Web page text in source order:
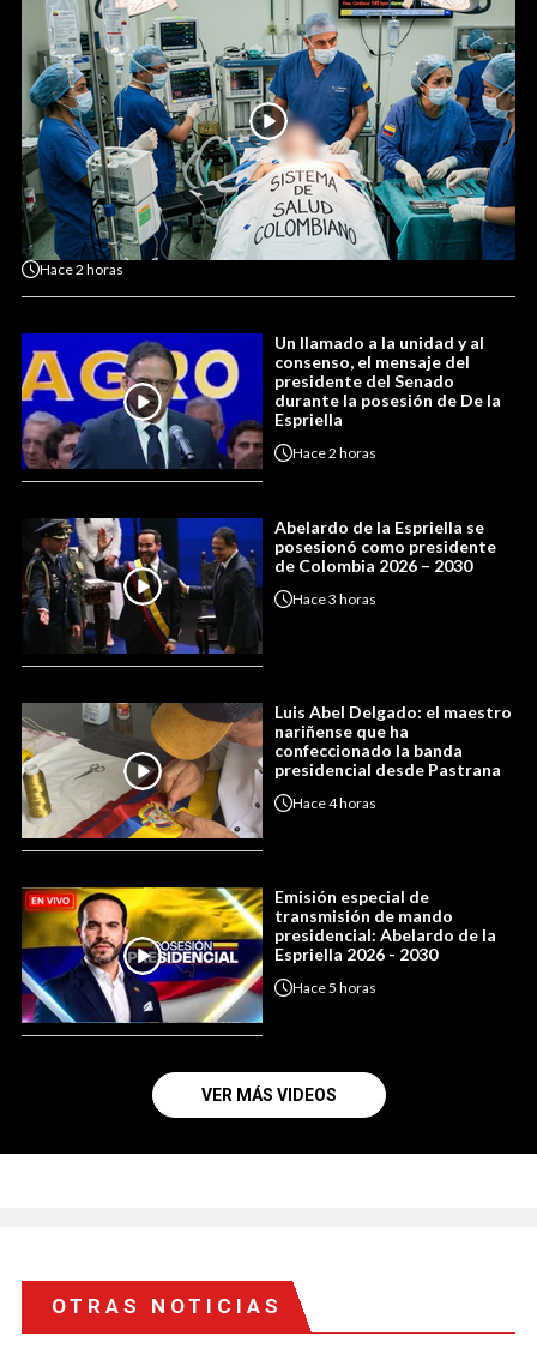
Hace2 horas
Un llamado a la unidad y al
consenso, el mensaje del
presidente del Senado
durante la posesión de De la
Espriella
Hace2 horas
Abelardo de la Espriella se
posesionó como presidente
de Colombia 2026 – 2030
Hace3 horas
Luis Abel Delgado: el maestro
nariñense que ha
confeccionado la banda
presidencial desde Pastrana
Hace4 horas
Emisión especial de
transmisión de mando
presidencial: Abelardo de la
Espriella 2026 - 2030
Hace5 horas
VER MÁS VIDEOS
OTRAS NOTICIAS